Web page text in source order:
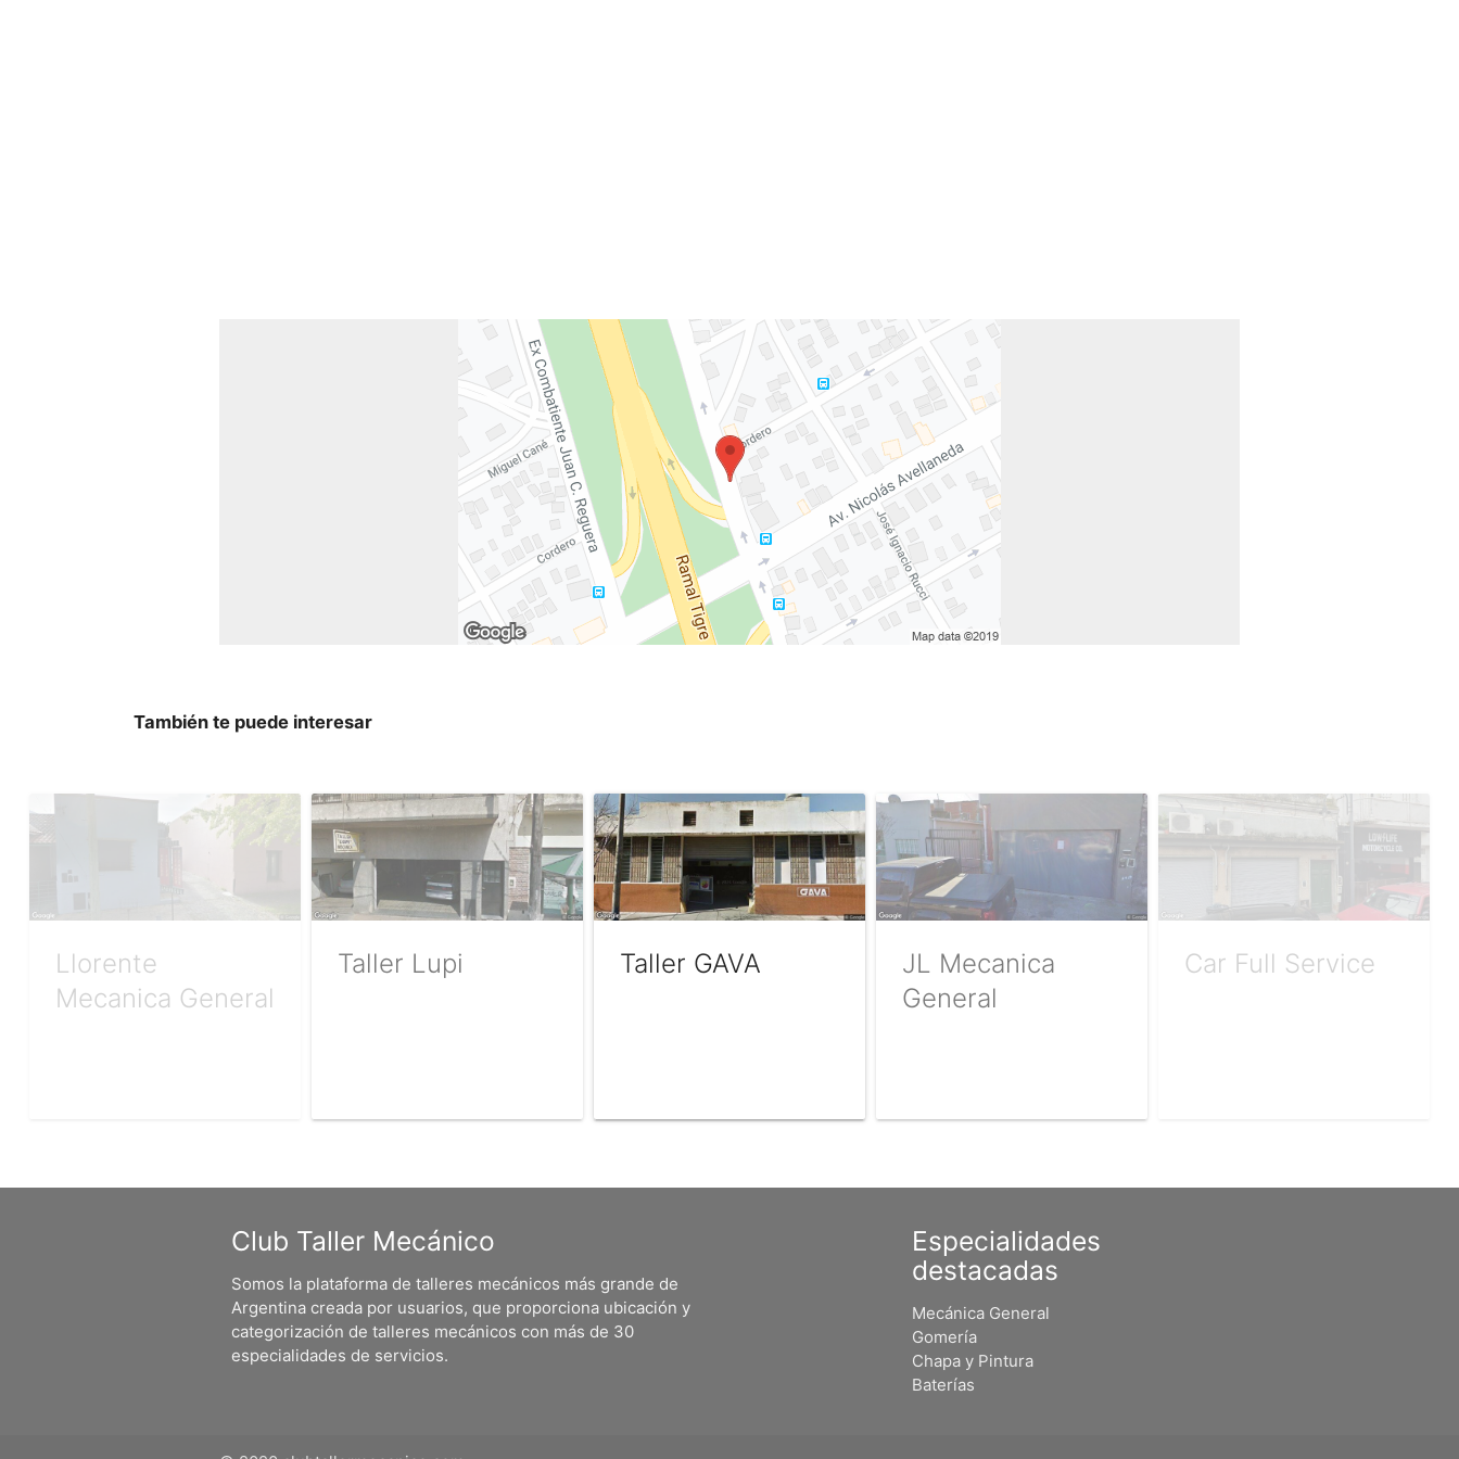
También te puede interesar
Taller GAVA
JL Mecanica
General
Car Full Service
Llorente
Mecanica General
Taller Lupi
Club Taller Mecánico
Somos la plataforma de talleres mecánicos más grande de
Argentina creada por usuarios, que proporciona ubicación y
categorización de talleres mecánicos con más de 30
especialidades de servicios.
Especialidades
destacadas
Mecánica General
Gomería
Chapa y Pintura
Baterías